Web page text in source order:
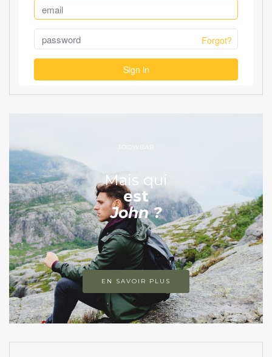
JOOWBAR
Mais qui
est
John ?
EN SAVOIR PLUS